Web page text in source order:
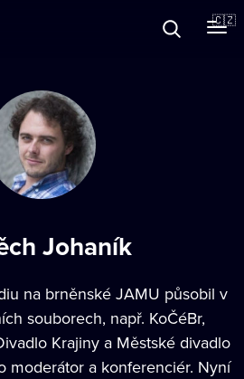
🇨🇿
Johaník
na brněnské JAMU působil v
souborech, např. KoČéBr,
Krajiny a Městské divadlo
moderátor a konferenciér. Nyní